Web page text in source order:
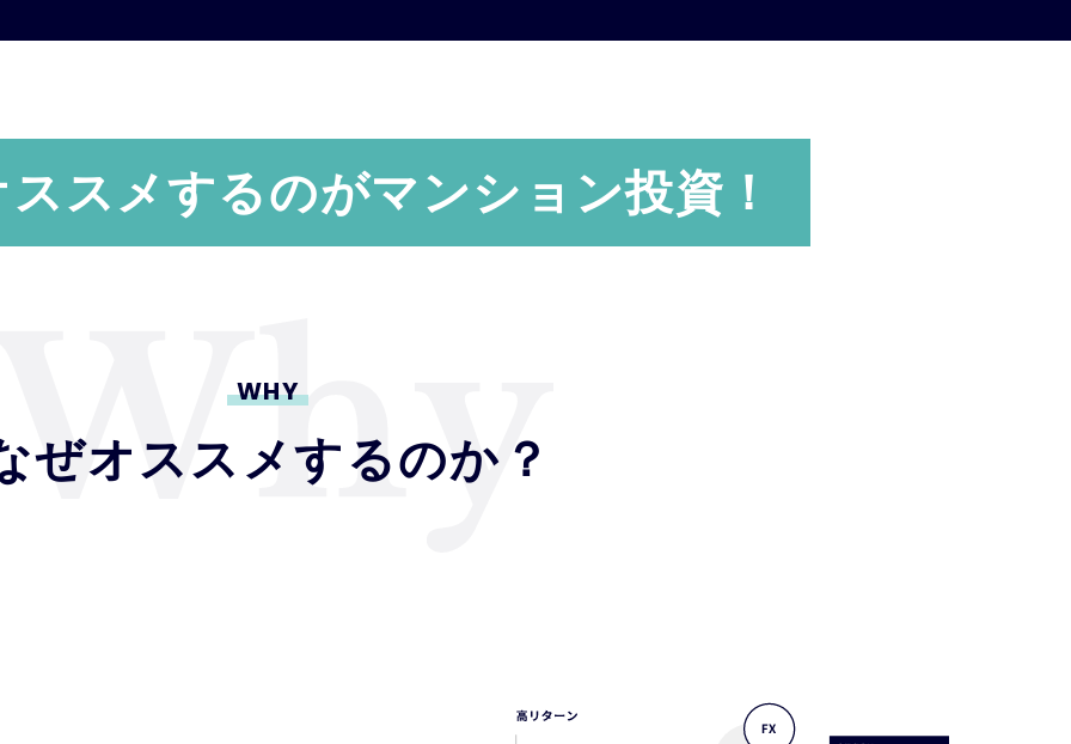
スメするのがマンション投資！
WHY
ぜオススメするのか？